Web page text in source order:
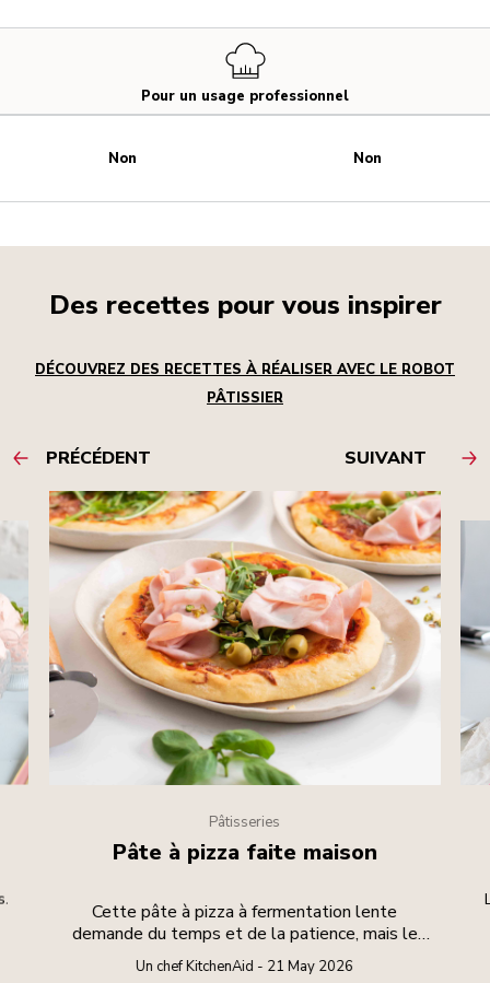
Pour un usage professionnel
Non Non
Des recettes pour vous inspirer
DÉCOUVREZ DES RECETTES À RÉALISER AVEC LE ROBOT
PÂTISSIER
PRÉCÉDENT SUIVANT
Pâtisseries
Pâte à pizza faite maison
Cette pâte à pizza à fermentation lente
demande du temps et de la patience, mais le
résultat en vaut la peine.
Un chef KitchenAid - 21 May 2026